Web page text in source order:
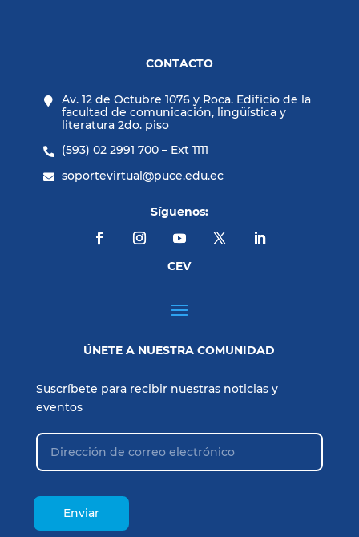
CONTACTO

Av. 12 de Octubre 1076 y Roca. Edificio de la
facultad de comunicación, lingüística y
literatura 2do. piso
 (593) 02 2991 700 – Ext 1111
 soportevirtual@puce.edu.ec
Síguenos:
CEV
ÚNETE A NUESTRA COMUNIDAD
Suscríbete para recibir nuestras noticias y
eventos
Enviar